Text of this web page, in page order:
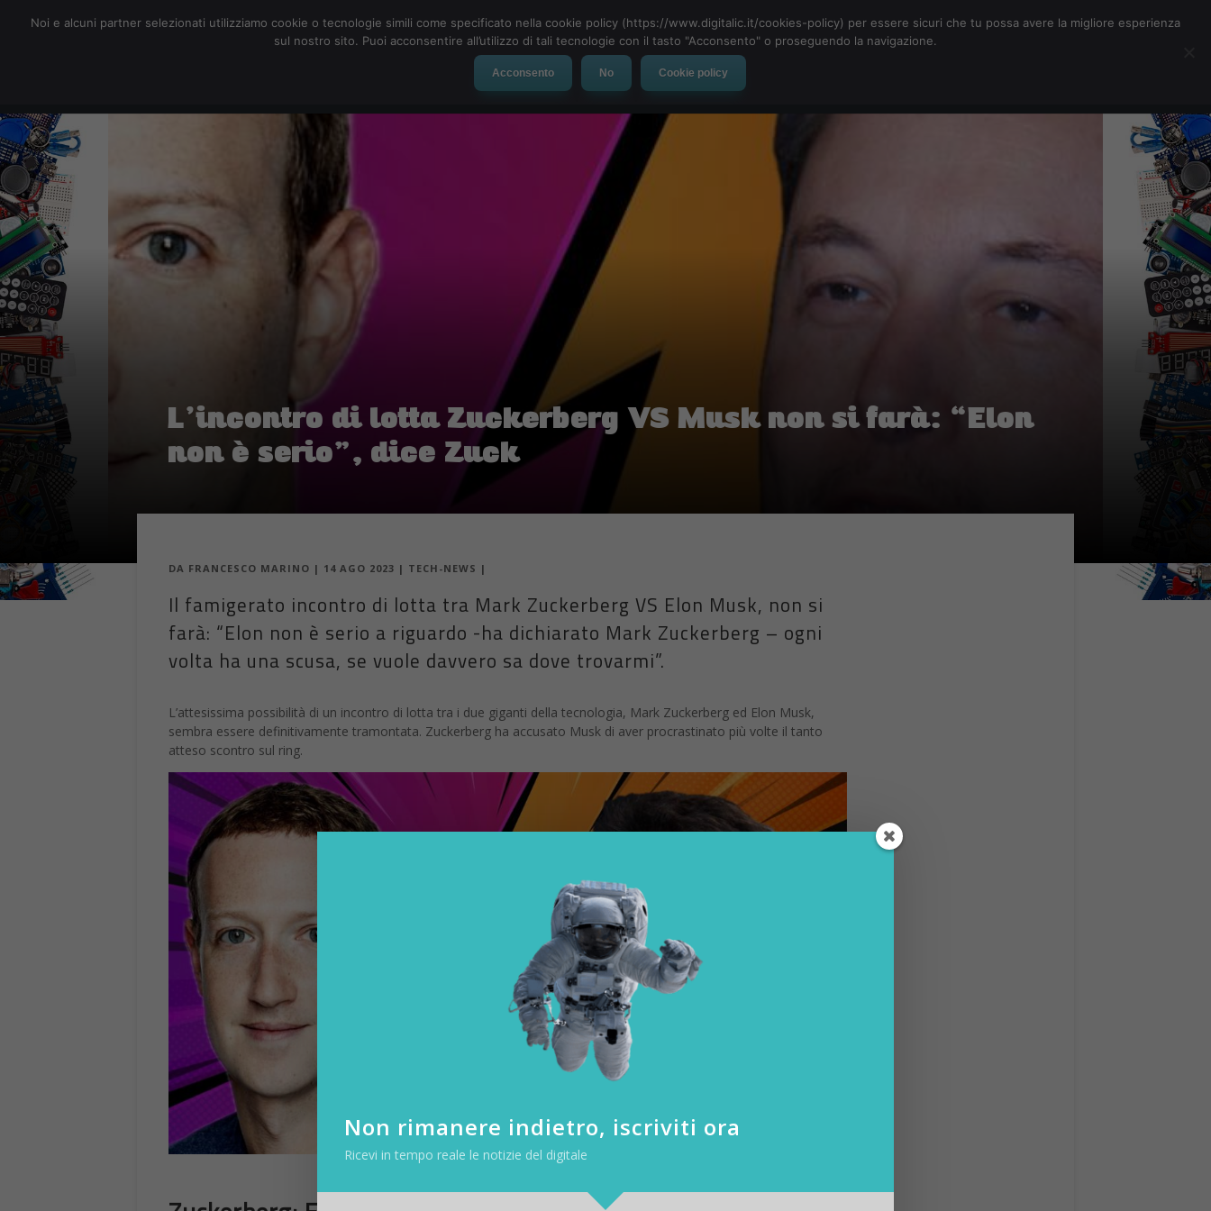
Social Network App Automotive Tech-News
L’incontro di lotta Zuckerberg VS Musk non si farà: “Elon
non è serio”, dice Zuck
DA FRANCESCO MARINO | 14 AGO 2023 | TECH-NEWS |
Il famigerato incontro di lotta tra Mark Zuckerberg VS Elon Musk, non si
farà: “Elon non è serio a riguardo -ha dichiarato Mark Zuckerberg – ogni
volta ha una scusa, se vuole davvero sa dove trovarmi”.
L’attesissima possibilità di un incontro di lotta tra i due giganti della tecnologia, Mark Zuckerberg ed Elon Musk,
sembra essere definitivamente tramontata. Zuckerberg ha accusato Musk di aver procrastinato più volte il tanto
atteso scontro sul ring.
Non rimanere indietro, iscriviti ora
Ricevi in tempo reale le notizie del digitale
Noi e alcuni partner selezionati utilizziamo cookie o tecnologie simili come specificato nella cookie policy (https://www.digitalic.it/cookies-policy) per essere sicuri che tu possa avere la migliore esperienza
sul nostro sito. Puoi acconsentire all’utilizzo di tali tecnologie con il tasto "Acconsento" o proseguendo la navigazione.
Acconsento No Cookie policy